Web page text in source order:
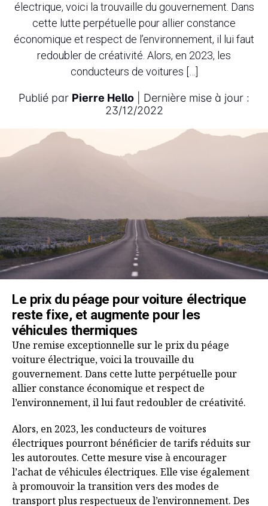
électrique, voici la trouvaille du gouvernement. Dans
cette lutte perpétuelle pour allier constance
économique et respect de l’environnement, il lui faut
redoubler de créativité. Alors, en 2023, les
conducteurs de voitures […]
Publié par Pierre Hello | Dernière mise à jour :
23/12/2022
Le prix du péage pour voiture électrique
reste fixe, et augmente pour les
véhicules thermiques
Une remise exceptionnelle sur le prix du péage
voiture électrique, voici la trouvaille du
gouvernement. Dans cette lutte perpétuelle pour
allier constance économique et respect de
l’environnement, il lui faut redoubler de créativité.
Alors, en 2023, les conducteurs de voitures
électriques pourront bénéficier de tarifs réduits sur
les autoroutes. Cette mesure vise à encourager
l’achat de véhicules électriques. Elle vise également
à promouvoir la transition vers des modes de
transport plus respectueux de l’environnement. Des